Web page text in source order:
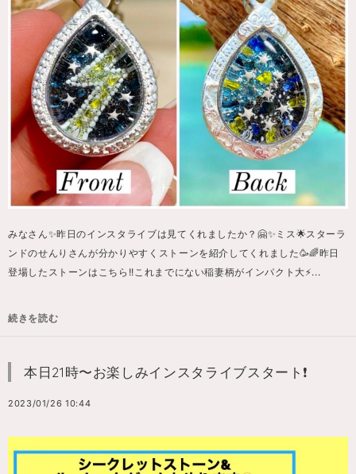
みなさん✨昨日のインスタライブは見てくれましたか？🤗✨ミス🌟スターラ
ンドのせんりさんが分かりやすくストーンを紹介してくれました🥳🌈昨日
登場したストーンはこちら!!これまでにない稲妻柄がインパクト大⚡...
続きを読む
本日21時〜お楽しみインスタライブスタート❗️
2023/01/26 10:44